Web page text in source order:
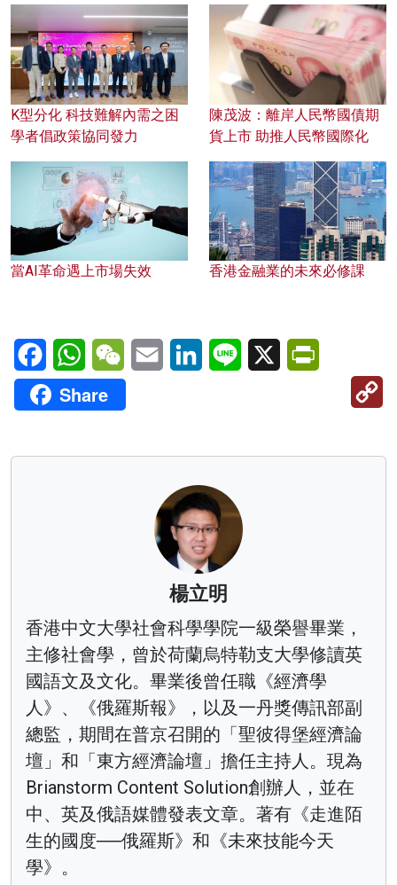
K型分化 科技難解內需之困
學者倡政策協同發力
陳茂波：離岸人民幣國債期
貨上市 助推人民幣國際化
當AI革命遇上市場失效 香港金融業的未來必修課
FacebookWhatsAppWeChatEmail LinkedInLine X
Share
楊立明
香港中文大學社會科學學院一級榮譽畢業，
主修社會學，曾於荷蘭烏特勒支大學修讀英
國語文及文化。畢業後曾任職《經濟學
人》、《俄羅斯報》，以及一丹獎傳訊部副
總監，期間在普京召開的「聖彼得堡經濟論
壇」和「東方經濟論壇」擔任主持人。現為
Brianstorm Content Solution創辦人，並在
中、英及俄語媒體發表文章。著有《走進陌
生的國度──俄羅斯》和《未來技能今天
學》。